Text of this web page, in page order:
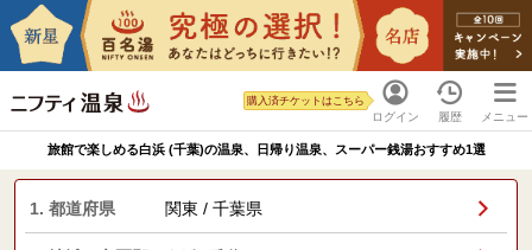
ログイン
購入済チケットはこちら
履歴 メニュー
旅館で楽しめる白浜 (千葉)の温泉、日帰り温泉、スーパー銭湯おすすめ1選
1. 都道府県 関東 / 千葉県